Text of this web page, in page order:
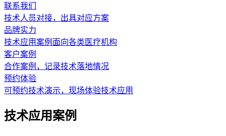
联系我们
技术人员对接，出具对应方案
品牌实力
技术应用案例面向各类医疗机构
客户案例
合作案例，记录技术落地情况
预约体验
可预约技术演示，现场体验技术应用
技术应用案例